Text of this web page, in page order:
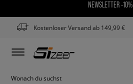
NEWSLETTER -10%
Kostenloser Versand ab 149,99 €